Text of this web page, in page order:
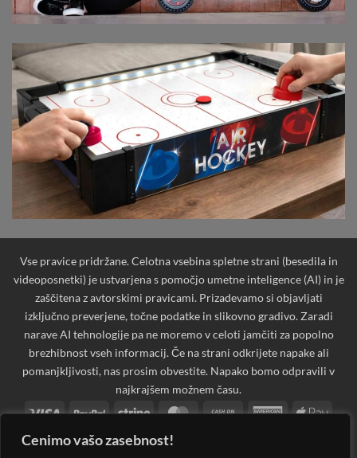
Cenimo vašo zasebnost!
Vse pravice pridržane. Celotna vsebina spletne strani (besedila in
videoposnetki) je ustvarjena s pomočjo umetne inteligence (AI) in je
zaščitena z avtorskimi pravicami. Prizadevamo si objavljati
izključno preverjene, točne podatke in slikovno gradivo. Zaradi
narave AI tehnologije pa ne moremo v celoti jamčiti za popolno
brezhibnost vseh informacij. Če na strani odkrijete napake ali
pomanjkljivosti, nas prosim obvestite. Napako bomo odpravili v
najkrajšem možnem času.
Visa
PayPal Stripe MasterCard
Cash
AmericanApple
Bank
Cash
Credit